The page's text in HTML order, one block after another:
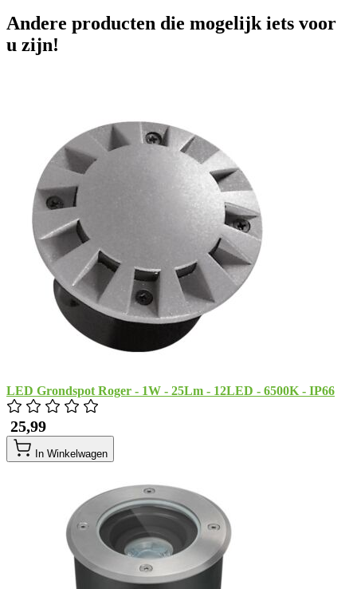
Andere producten die mogelijk iets voor
u zijn!
LED Grondspot Roger - 1W - 25Lm - 12LED - 6500K - IP66
​ 25,99
In Winkelwagen